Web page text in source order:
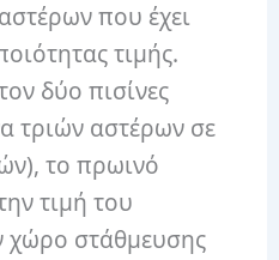
που έχει
τιμής.
δύο πισίνες
τριών αστέρων σε
το πρωινό
τιμή του
χώρο στάθμευσης